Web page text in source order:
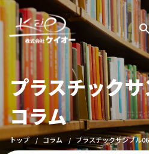
プラスチック
コラム
トップ コラム プラスチックサンプル06